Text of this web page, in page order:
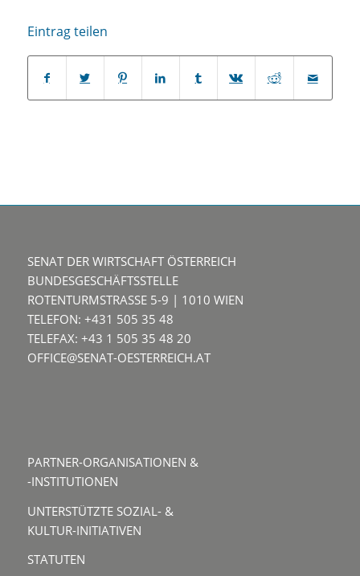
Eintrag teilen
SENAT DER WIRTSCHAFT ÖSTERREICH
BUNDESGESCHÄFTSSTELLE
ROTENTURMSTRASSE 5-9 | 1010 WIEN
TELEFON: +431 505 35 48
TELEFAX: +43 1 505 35 48 20
OFFICE@SENAT-OESTERREICH.AT
PARTNER-ORGANISATIONEN &
-INSTITUTIONEN
UNTERSTÜTZTE SOZIAL- &
KULTUR-INITIATIVEN
STATUTEN